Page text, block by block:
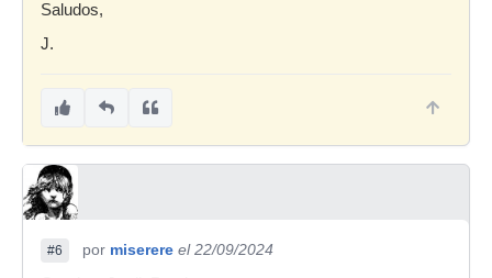
Saludos,
J.
#6 por miserere el 22/09/2024